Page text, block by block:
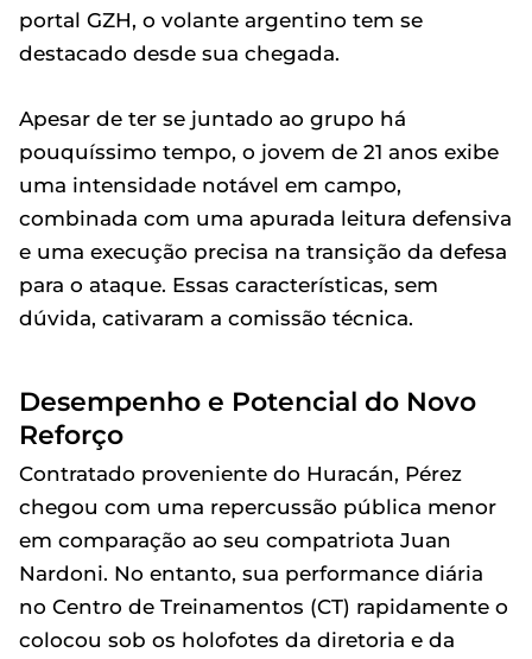
portal GZH, o volante argentino tem se
destacado desde sua chegada.
Apesar de ter se juntado ao grupo há
pouquíssimo tempo, o jovem de 21 anos exibe
uma intensidade notável em campo,
combinada com uma apurada leitura defensiva
e uma execução precisa na transição da defesa
para o ataque. Essas características, sem
dúvida, cativaram a comissão técnica.
Desempenho e Potencial do Novo
Reforço
Contratado proveniente do Huracán, Pérez
chegou com uma repercussão pública menor
em comparação ao seu compatriota Juan
Nardoni. No entanto, sua performance diária
no Centro de Treinamentos (CT) rapidamente o
colocou sob os holofotes da diretoria e da